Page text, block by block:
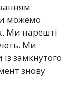
можемо
Ми нарешті
Ми
замкнутого
знову